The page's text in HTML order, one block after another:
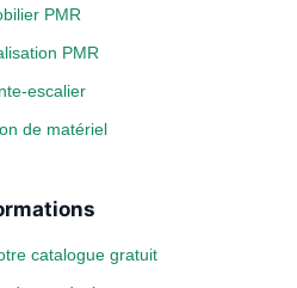
PMR
PMR
escalier
de matériel
catalogue gratuit